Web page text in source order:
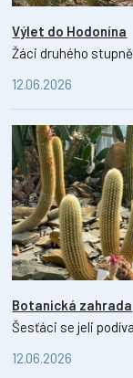
Výlet do Hodonína
Žáci druhého
12.06.2026
Botanická zahrada
Šesťáci se jeli
12.06.2026